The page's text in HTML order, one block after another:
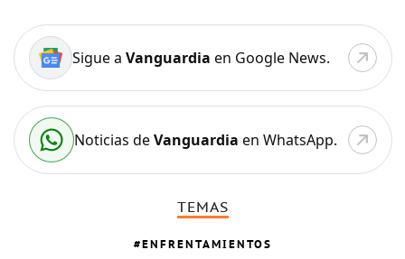
Sigue a Vanguardia en Google News.
Noticias deVanguardia en WhatsApp.
TEMAS
ENFRENTAMIENTOS